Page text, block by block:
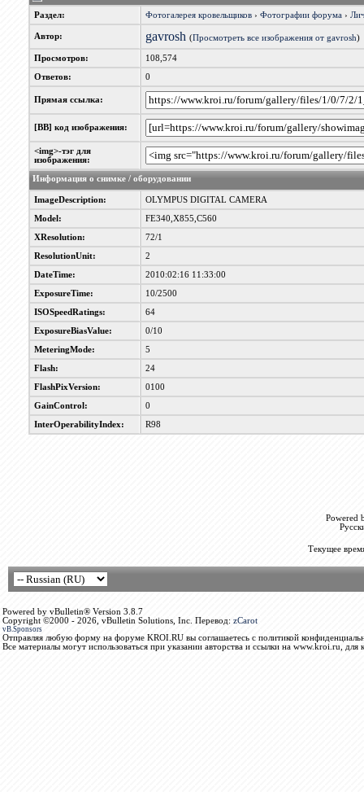
Раздел: Фотогалерея кровельщиков› Фотографии форума›
Автор: gavrosh (Просмотреть все изображения от gavrosh)
Просмотров: 108,574
Ответов: 0
Прямая ссылка:
[BB] код изображения:
<img>-тэг для
изображения:
Информация о снимке / оборудовании
ImageDescription: OLYMPUS DIGITAL CAMERA
Model: FE340,X855,C560
XResolution: 72/1
ResolutionUnit: 2
DateTime: 2010:02:16 11:33:00
ExposureTime: 10/2500
ISOSpeedRatings: 64
ExposureBiasValue: 0/10
MeteringMode: 5
Flash: 24
FlashPixVersion: 0100
GainControl: 0
InterOperabilityIndex: R98
Powered
Текущее
Powered by vBulletin® Version 3.8.7
Copyright ©2000 - 2026, vBulletin Solutions, Inc. Перевод: zCarot
vB.Sponsors
Отправляя любую форму на форуме KROI.RU вы соглашаетесь с политикой
Все материалы могут использоваться при указании авторства и ссылки на www.kroi.ru, для